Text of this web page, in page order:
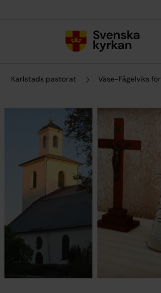
Karlstads pastorat Väse-Fågelviks